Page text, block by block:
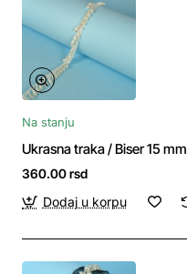
Na stanju
Ukrasna traka / Biser 15 mm
360.00 rsd
Dodaj u korpu